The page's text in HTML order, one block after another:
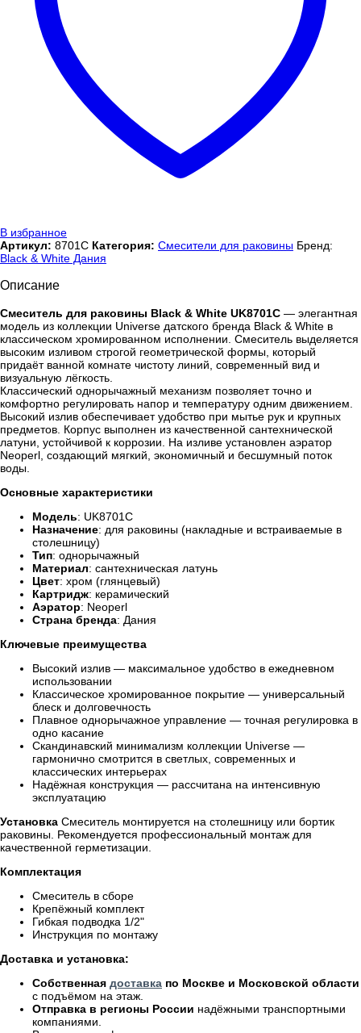
В избранное
Артикул: 8701C Категория: Смесители для раковины Бренд:
Black & White Дания
Описание
Смеситель для раковины Black & White UK8701C — элегантная
модель из коллекции Universe датского бренда Black & White в
классическом хромированном исполнении. Смеситель выделяется
высоким изливом строгой геометрической формы, который
придаёт ванной комнате чистоту линий, современный вид и
визуальную лёгкость.
Классический однорычажный механизм позволяет точно и
комфортно регулировать напор и температуру одним движением.
Высокий излив обеспечивает удобство при мытье рук и крупных
предметов. Корпус выполнен из качественной сантехнической
латуни, устойчивой к коррозии. На изливе установлен аэратор
Neoperl, создающий мягкий, экономичный и бесшумный поток
воды.
Основные характеристики
Модель: UK8701C
Назначение: для раковины (накладные и встраиваемые в
столешницу)
Тип: однорычажный
Материал: сантехническая латунь
Цвет: хром (глянцевый)
Картридж: керамический
Аэратор: Neoperl
Страна бренда: Дания
Ключевые преимущества
Высокий излив — максимальное удобство в ежедневном
использовании
Классическое хромированное покрытие — универсальный
блеск и долговечность
Плавное однорычажное управление — точная регулировка в
одно касание
Скандинавский минимализм коллекции Universe —
гармонично смотрится в светлых, современных и
классических интерьерах
Надёжная конструкция — рассчитана на интенсивную
эксплуатацию
Установка Смеситель монтируется на столешницу или бортик
раковины. Рекомендуется профессиональный монтаж для
качественной герметизации.
Комплектация
Смеситель в сборе
Крепёжный комплект
Гибкая подводка 1/2"
Инструкция по монтажу
Доставка и установка:
Собственная доставка по Москве и Московской области
с подъёмом на этаж.
Отправка в регионы России надёжными транспортными
компаниями.